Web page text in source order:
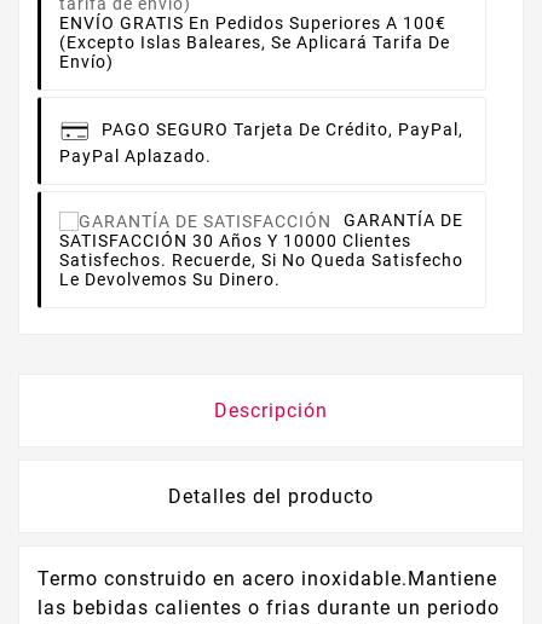
ENVÍO GRATIS En Pedidos Superiores A 100€
(excepto Islas Baleares, Se Aplicará Tarifa De
Envío)
PAGO SEGURO Tarjeta De Crédito, PayPal,
PayPal Aplazado.
GARANTÍA DE
SATISFACCIÓN 30 Años Y 10000 Clientes
Satisfechos. Recuerde, Si No Queda Satisfecho
Le Devolvemos Su Dinero.
Descripción
Detalles del producto
Termo construido en acero inoxidable.Mantiene
las bebidas calientes o frias durante un periodo